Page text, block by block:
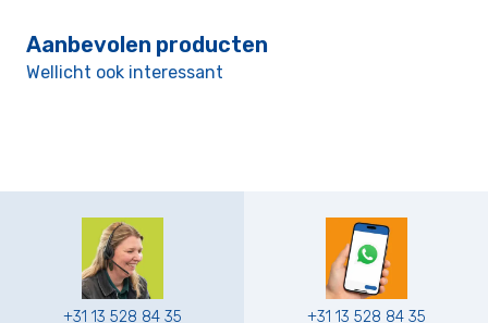
Aanbevolen producten
Wellicht ook interessant
+31 13 528 84 35 +31 13 528 84 35